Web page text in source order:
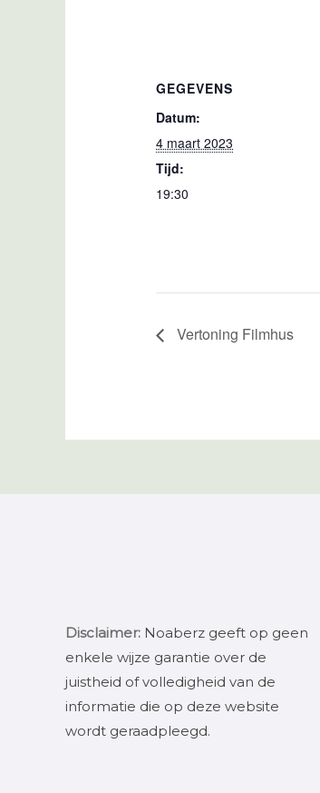
GEGEVENS
Datum:
4 maart 2023
Tijd:
19:30
Vertoning Filmhus
Disclaimer: Noaberz geeft op geen
enkele wijze garantie over de
juistheid of volledigheid van de
informatie die op deze website
wordt geraadpleegd.